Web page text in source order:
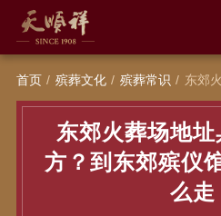
首页 殡葬文化 殡葬常识 东郊火葬场地址具体在什么地方？
东郊火葬场地
方？到东郊殡仪
么走